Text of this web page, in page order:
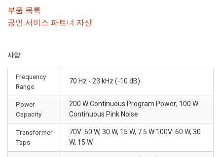
부품 목록
공인 서비스 파트너 자산
사양
Frequency
Range
70 Hz - 23 kHz (-10 dB)
Power
Capacity
200 W Continuous Program Power; 100 W
Continuous Pink Noise
Transformer
Taps
70V: 60 W, 30 W, 15 W, 7.5 W 100V: 60 W, 30
W, 15 W